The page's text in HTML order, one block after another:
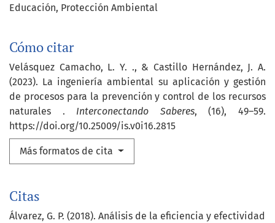
Educación Protección Ambiental
Cómo citar
Velásquez Camacho, L. Y. ., & Castillo Hernández, J. A.
(2023). La ingeniería ambiental su aplicación y gestión
de procesos para la prevención y control de los recursos
naturales . Interconectando Saberes, (16), 49–59.
https://doi.org/10.25009/is.v0i16.2815
Más formatos de cita
Citas
Álvarez, G. P. (2018). Análisis de la eficiencia y efectividad